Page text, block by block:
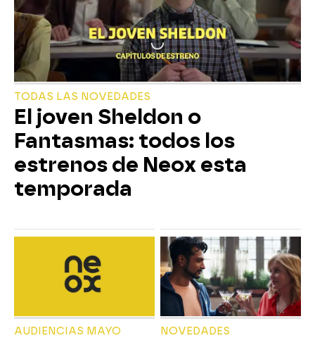
TODAS LAS NOVEDADES
El joven Sheldon o
Fantasmas: todos los
estrenos de Neox esta
temporada
AUDIENCIAS MAYO NOVEDADES